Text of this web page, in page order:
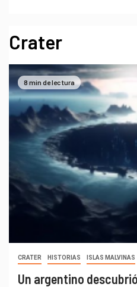
Crater
8 min de lectura
CRATER HISTORIAS ISLAS MALVINAS
Un argentino